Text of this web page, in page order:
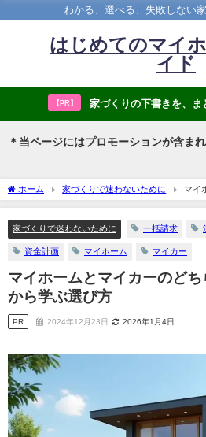
わかる、選べる、失敗しない
はじめてのマイ
イド
【PR】 家づくりの下書きを、ま
＊当ページにはプロモーションが含まれ
ホーム 家づくりで迷わないために
マイ
成功事例から学ぶ選び方
家づくりで迷わないために 一括請求
資金計画 マイホーム マイカー
マイホームとマイカーのど
から学ぶ選び方
PR 2024年12月23日 2026年1月4日